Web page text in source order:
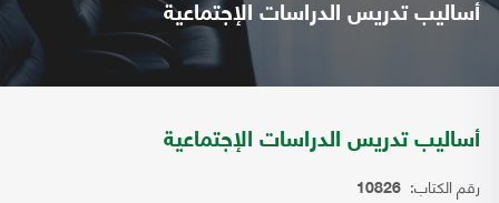
أساليب تدريس الدراسات الإجتماعية
أساليب تدريس الدراسات الإجتماعية
رقم الكتاب: 10826